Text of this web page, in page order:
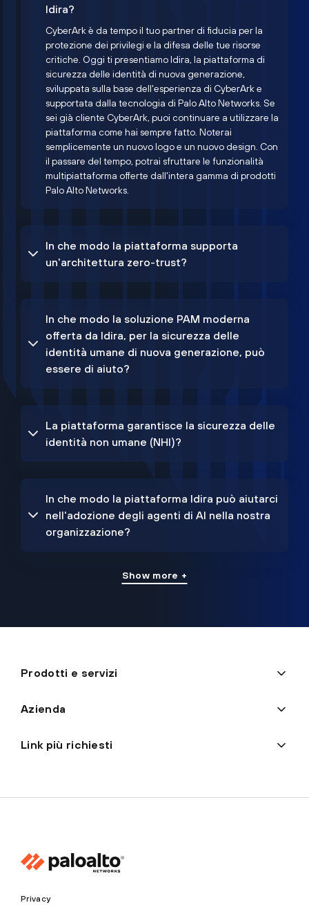
Idira?
CyberArk è da tempo il tuo partner di fiducia per la
protezione dei privilegi e la difesa delle tue risorse
critiche. Oggi ti presentiamo Idira, la piattaforma di
sicurezza delle identità di nuova generazione,
sviluppata sulla base dell'esperienza di CyberArk e
supportata dalla tecnologia di Palo Alto Networks. Se
sei già cliente CyberArk, puoi continuare a utilizzare la
piattaforma come hai sempre fatto. Noterai
semplicemente un nuovo logo e un nuovo design. Con
il passare del tempo, potrai sfruttare le funzionalità
multipiattaforma offerte dall'intera gamma di prodotti
Palo Alto Networks.
In che modo la piattaforma supporta
un'architettura zero-trust?
In che modo la soluzione PAM moderna
offerta da Idira, per la sicurezza delle
identità umane di nuova generazione, può
essere di aiuto?
La piattaforma garantisce la sicurezza delle
identità non umane (NHI)?
In che modo la piattaforma Idira può aiutarci
nell'adozione degli agenti di AI nella nostra
organizzazione?
Show more +
Prodotti e servizi
Azienda
Link più richiesti
Privacy